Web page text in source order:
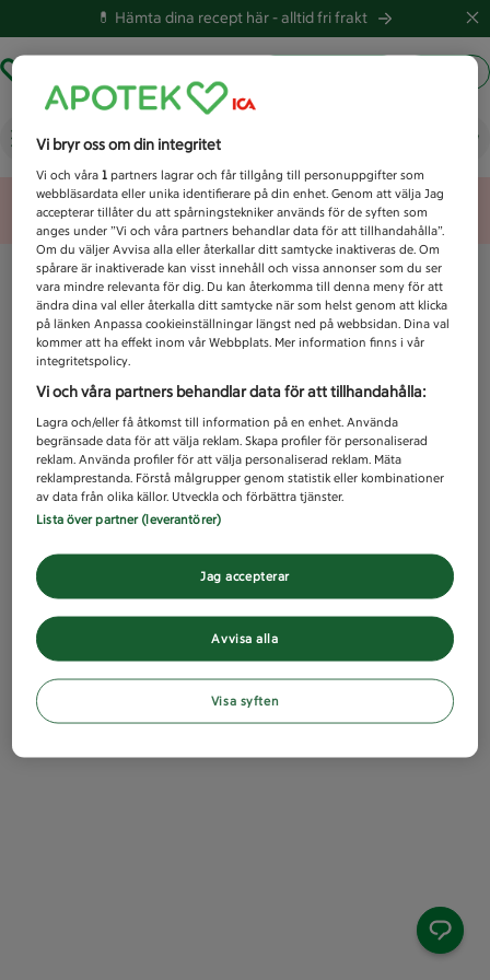
💊 Hämta dina recept här -alltid fri frakt
Vad letar du efter idag?
Unknown error
Vi bryr oss om din integritet
Vi och våra1 partners lagrar och får tillgång till personuppgifter som
webbläsardata eller unika identifierare på din enhet. Genom att välja Jag
accepterar tillåter du att spårningstekniker används för de syften som
anges under ”Vi och våra partners behandlar data för att tillhandahålla”.
Om du väljer Avvisa alla eller återkallar ditt samtycke inaktiveras de. Om
spårare är inaktiverade kan visst innehåll och vissa annonser som du ser
vara mindre relevanta för dig. Du kan återkomma till denna meny för att
ändra dina val eller återkalla ditt samtycke när som helst genom att klicka
på länken Anpassa cookieinställningar längst ned på webbsidan. Dina val
kommer att ha effekt inom vår Webbplats. Mer information finns i vår
integritetspolicy.
Vi och våra partners behandlar data för att tillhandahålla:
Lagra och/eller få åtkomst till information på en enhet. Använda
begränsade data för att välja reklam. Skapa profiler för personaliserad
reklam. Använda profiler för att välja personaliserad reklam. Mäta
reklamprestanda. Förstå målgrupper genom statistik eller kombinationer
av data från olika källor. Utveckla och förbättra tjänster.
Lista över partner (leverantörer)
Avvisa alla
Jag accepterar
Visa syften